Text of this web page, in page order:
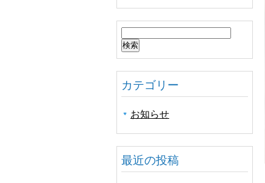
索:
カテゴリー
お知らせ
最近の投稿